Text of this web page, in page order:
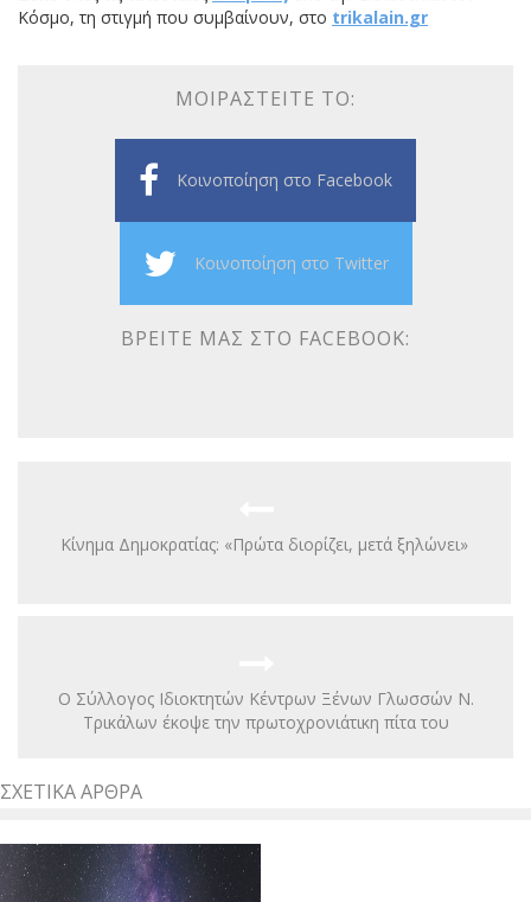
Κόσμο, τη στιγμή που συμβαίνουν, στο trikalain.gr
ΜΟΙΡΑΣΤΕΊΤΕ ΤΟ:
Κοινοποίηση στο Facebook
Κοινοποίηση στο Twitter
ΒΡΕΊΤΕ ΜΑΣ ΣΤΟ FACEBOOK:
Κίνημα Δημοκρατίας: «Πρώτα διορίζει, μετά ξηλώνει»
Ο Σύλλογος Ιδιοκτητών Κέντρων Ξένων Γλωσσών Ν.
Τρικάλων έκοψε την πρωτοχρονιάτικη πίτα του
ΣΧΕΤΙΚΆ ΆΡΘΡΑ